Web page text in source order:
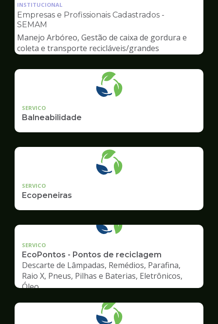
pagina
Meio
Ambiente
INSTITUCIONAL
Empresas e Profissionais Cadastrados -
SEMAM
Manejo Arbóreo, Gestão de caixa de gordura e
coleta e transporte recicláveis/grandes
SERVICO
Balneabilidade
SERVICO
Ecopeneiras
SERVICO
EcoPontos - Pontos de reciclagem
Descarte de Lâmpadas, Remédios, Parafina,
Raio X, Pneus, Pilhas e Baterias, Eletrônicos,
Óleo